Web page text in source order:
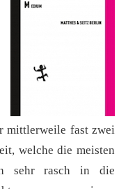
mittlerweile fast zwei
welche die meisten
sehr rasch in die